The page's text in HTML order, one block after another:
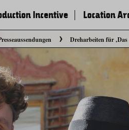
Dreharbeiten für
Incentive Location